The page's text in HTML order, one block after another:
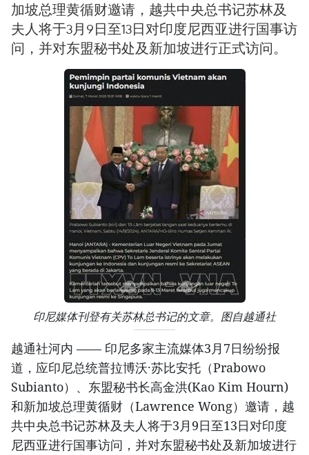
加坡总理黄循财邀请，越共中央总书记苏林及
夫人将于3月9日至13日对印度尼西亚进行国事访
问，并对东盟秘书处及新加坡进行正式访问。
印尼媒体刊登有关苏林总书记的文章。图自越通社
越通社河内 —— 印尼多家主流媒体3月7日纷纷报
道，应印尼总统普拉博沃·苏比安托（Prabowo
Subianto）、东盟秘书长高金洪(Kao Kim Hourn)
和新加坡总理黄循财（Lawrence Wong）邀请，越
共中央总书记苏林及夫人将于3月9日至13日对印度
尼西亚进行国事访问，并对东盟秘书处及新加坡进行